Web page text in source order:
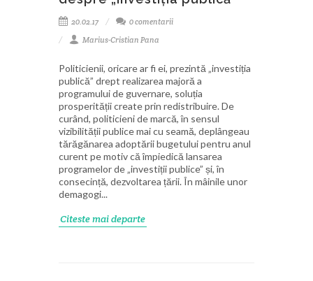
20.02.17
0 comentarii
Marius-Cristian Pana
Politicienii, oricare ar fi ei, prezintă „investiția
publică” drept realizarea majoră a
programului de guvernare, soluția
prosperității create prin redistribuire. De
curând, politicieni de marcă, în sensul
vizibilității publice mai cu seamă, deplângeau
tărăgănarea adoptării bugetului pentru anul
curent pe motiv că împiedică lansarea
programelor de „investiții publice” și, în
consecință, dezvoltarea țării. În mâinile unor
demagogi...
Citeste mai departe